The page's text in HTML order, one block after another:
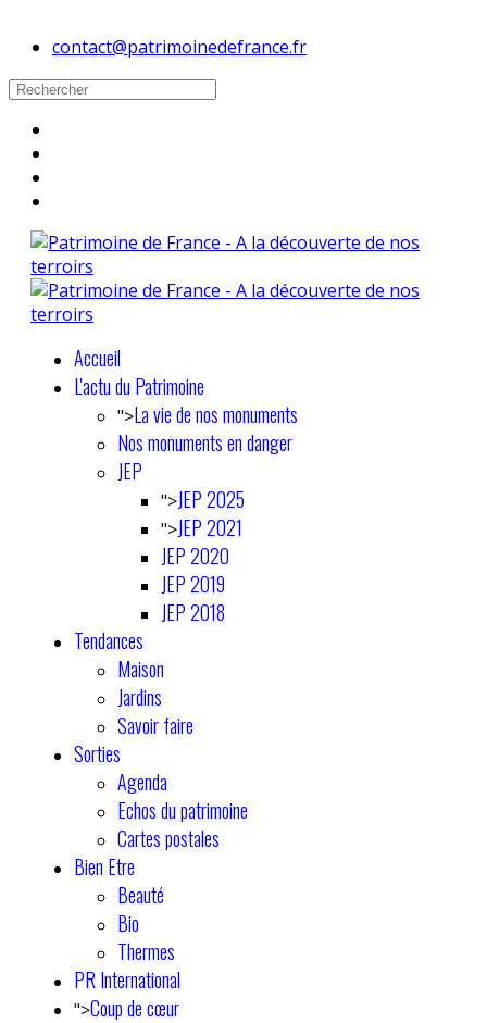
contact@patrimoinedefrance.fr
Accueil
L'actu du Patrimoine
">La vie de nos monuments
Nos monuments en danger
JEP
">JEP 2025
">JEP 2021
JEP 2020
JEP 2019
JEP 2018
Tendances
Maison
Jardins
Savoir faire
Sorties
Agenda
Echos du patrimoine
Cartes postales
Bien Etre
Beauté
Bio
Thermes
PR International
">Coup de cœur